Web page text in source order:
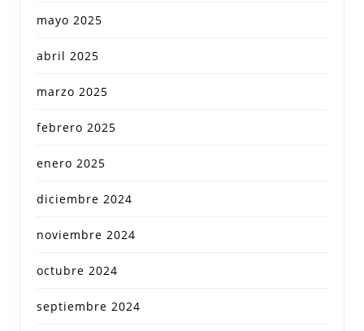
mayo 2025
abril 2025
marzo 2025
febrero 2025
enero 2025
diciembre 2024
noviembre 2024
octubre 2024
septiembre 2024